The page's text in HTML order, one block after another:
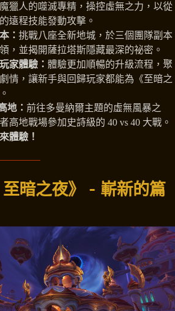
獵人的噬滅專精，操控虛無之力，以從
遠程技能發動攻擊。
： 挑戰八座全新地城，於三個團隊副本
，並揭開薩拉塔斯隱藏最深的祕密。
家體驗： 體驗更加順暢的升級流程，聚
情，讓新手與回歸玩家都能為《至暗之
地： 前往多曼納爾主題的虛無風暴之
高地戰場參加史詩級的 40 vs 40 大戰。
體驗！
至暗之夜》 - 嶄新的篇